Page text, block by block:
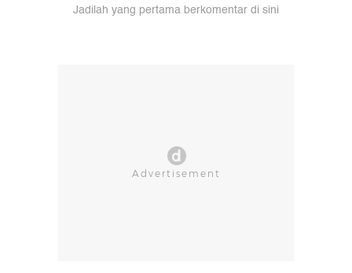
Jadilah yang pertama berkomentar di sini